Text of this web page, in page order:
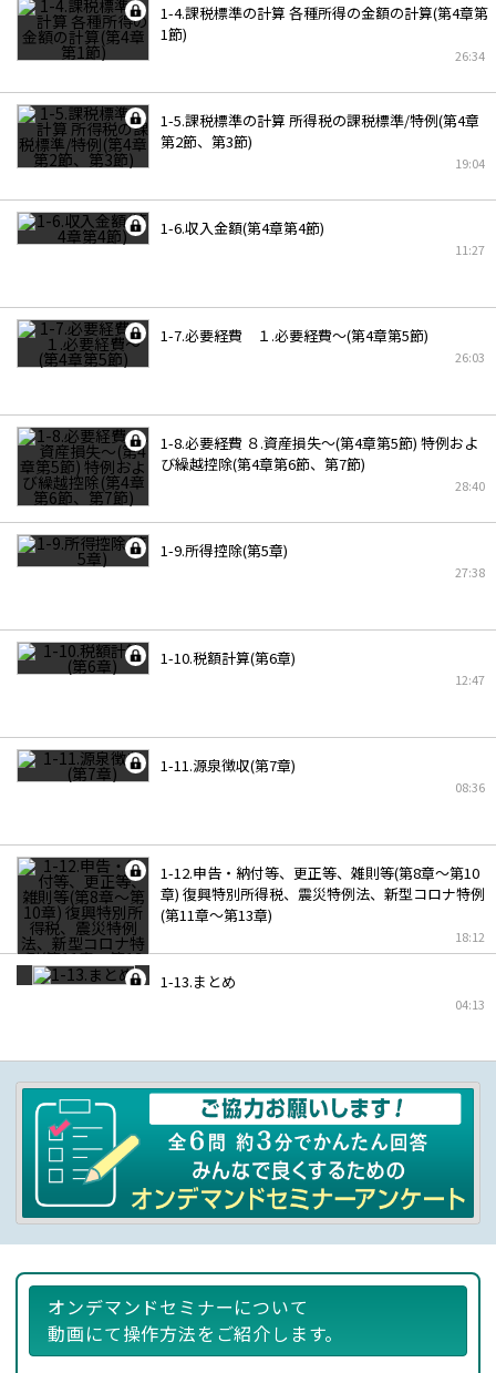
1-4.課税標準の計算 各種所得の金額の計算(第4章第
1節)
26:34
1-5.課税標準の計算 所得税の課税標準/特例(第4章
第2節、第3節)
19:04
1-6.収入金額(第4章第4節)
11:27
1-7.必要経費 １.必要経費～(第4章第5節)
26:03
1-8.必要経費 ８.資産損失～(第4章第5節) 特例およ
び繰越控除(第4章第6節、第7節)
28:40
1-9.所得控除(第5章)
27:38
1-10.税額計算(第6章)
12:47
1-11.源泉徴収(第7章)
08:36
1-12.申告・納付等、更正等、雑則等(第8章～第10
章) 復興特別所得税、震災特例法、新型コロナ特例
(第11章～第13章)
18:12
1-13.まとめ
04:13
オンデマンドセミナーについて
動画にて操作方法をご紹介します。